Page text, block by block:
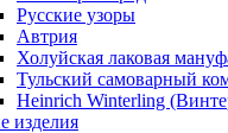
Русские узоры
Автрия
Холуйская лаковая
Тульский самоварный
Heinrich Winterling
изделия